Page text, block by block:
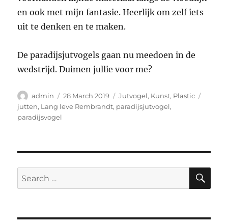
en ook met mijn fantasie. Heerlijk om zelf iets
uit te denken en te maken.
De paradijsjutvogels gaan nu meedoen in de
wedstrijd. Duimen jullie voor me?
Author
admin
Posted
on
28 March 2019 Categories
Jutvogel, Kunst, Plastic
jutten, Lang leve Rembrandt, paradijsjutvogel,
paradijsvogel
Search
for: